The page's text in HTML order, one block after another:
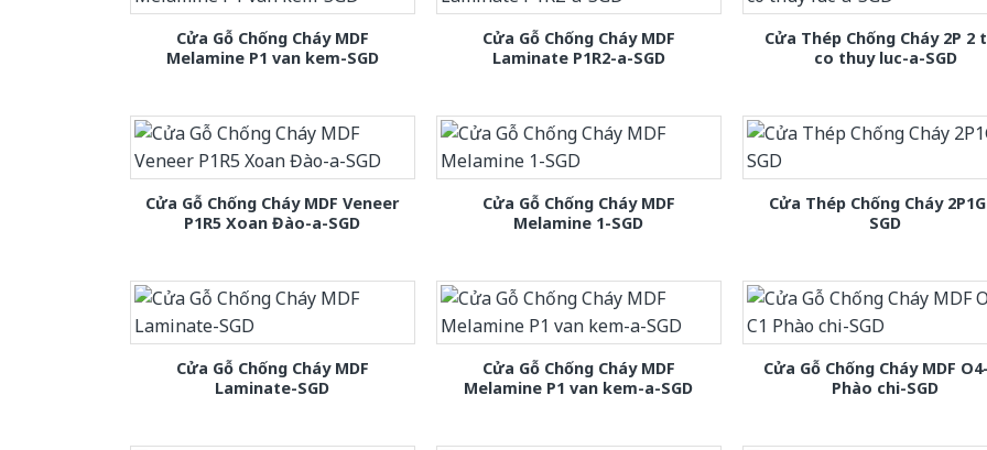
Cửa Gỗ Chống Cháy MDF
Melamine P1 van kem-SGD
Cửa Gỗ Chống Cháy MDF
Laminate P1R2-a-SGD
Cửa Thép Chống Cháy 2P 2
co thuy luc-a-SGD
Cửa Gỗ Chống Cháy MDF Veneer
P1R5 Xoan Đào-a-SGD
Cửa Gỗ Chống Cháy MDF
Melamine 1-SGD
Cửa Thép Chống Cháy
SGD
Cửa Gỗ Chống Cháy MDF
Laminate-SGD
Cửa Gỗ Chống Cháy MDF
Melamine P1 van kem-a-SGD
Cửa Gỗ Chống Cháy MDF
Phào chi-SGD